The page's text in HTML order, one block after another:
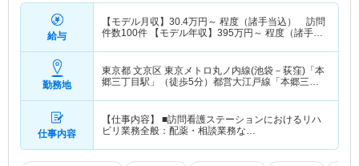
給与
【モデル月収】 30.4万円～ 程度（諸手当込） 訪問
件数100件 【モデル年収】 395万円～ 程度（諸手当
勤務地
東京都 文京区 東京メトロ丸ノ内線(池袋－荻窪)「本
郷三丁目駅」（徒歩5分）都営大江戸線「本郷三丁
仕事内容
【仕事内容】 ■訪問看護ステーションにおけるリハ
ビリ業務全般：配薬・相談業務な…